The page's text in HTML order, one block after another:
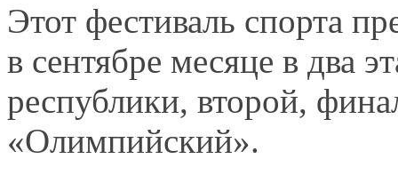
Этот фестиваль спорта
в сентябре месяце в два
республики, второй,
«Олимпийский».